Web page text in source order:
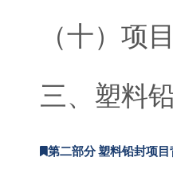
（十）项
三、塑料
第二部分 塑料铅封项